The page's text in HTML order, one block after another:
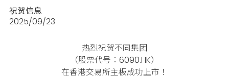
祝贺信息
2025/09/23
热烈祝贺不同集团
（股票代号：6090.HK）
在香港交易所主板成功上市！